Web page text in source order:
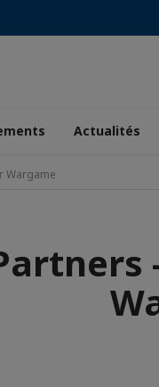
Actualités
Wargame